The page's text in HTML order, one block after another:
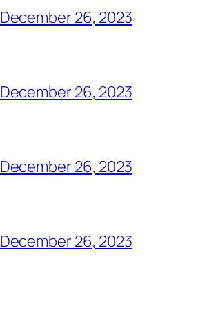
December 26, 2023
December 26, 2023
December 26, 2023
December 26, 2023